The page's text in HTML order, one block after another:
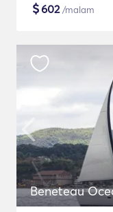
$602/malam
Beneteau